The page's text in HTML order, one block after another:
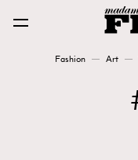
Fashion Art